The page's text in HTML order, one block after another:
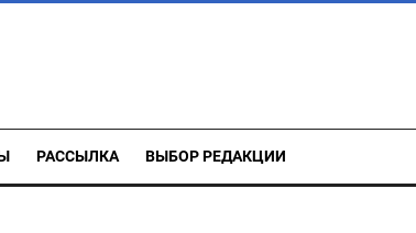
РАССЫЛКА ВЫБОР РЕДАКЦИИ